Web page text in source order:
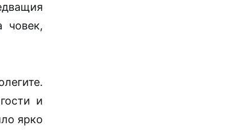
човек,
и
ярко